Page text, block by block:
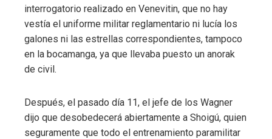
interrogatorio realizado en Venevitin, que no hay
vestía el uniforme militar reglamentario ni lucía los
galones ni las estrellas correspondientes, tampoco
en la bocamanga, ya que llevaba puesto un anorak
de civil.
Después, el pasado día 11, el jefe de los Wagner
dijo que desobedecerá abiertamente a Shoigú, quien
seguramente que todo el entrenamiento paramilitar